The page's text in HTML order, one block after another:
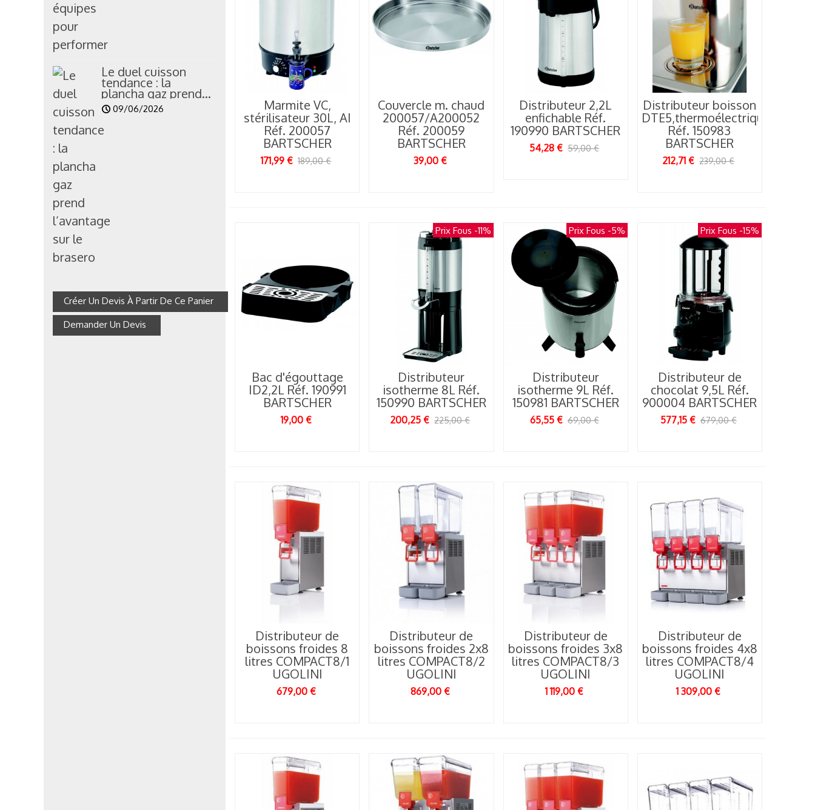
Le duel cuisson
tendance : la
plancha gaz prend...
09/06/2026
reste la capitale...
15/05/2026
Créer Un Devis À Partir De Ce Panier
Demander Un Devis
Marmite VC,
stérilisateur 30L, AI
Réf. 200057
BARTSCHER
171,99 € 189,00 €
Couvercle m. chaud
200057/A200052
Réf. 200059
BARTSCHER
39,00 €
Distributeur 2,2L
enfichable Réf.
190990 BARTSCHER
54,28 € 59,00 €
Distributeur boisson
DTE5,thermoélectrique
Réf. 150983
BARTSCHER
212,71 € 239,00 €
Bac d'égouttage
ID2,2L Réf. 190991
BARTSCHER
19,00 €
Prix Fous -11%
Distributeur
isotherme 8L Réf.
150990 BARTSCHER
200,25 € 225,00 €
Prix Fous -5%
Distributeur
isotherme 9L Réf.
150981 BARTSCHER
65,55 € 69,00 €
Prix Fous -15%
Distributeur de
chocolat 9,5L Réf.
900004 BARTSCHER
577,15 € 679,00 €
Distributeur de
boissons froides 8
litres COMPACT8/1
UGOLINI
679,00 €
Distributeur de
boissons froides 2x8
litres COMPACT8/2
UGOLINI
869,00 €
Distributeur de
boissons froides 3x8
litres COMPACT8/3
UGOLINI
1 119,00 €
Distributeur de
boissons froides 4x8
litres COMPACT8/4
UGOLINI
1 309,00 €